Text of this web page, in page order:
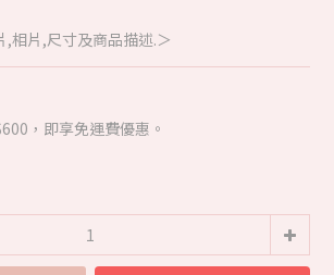
,相片,尺寸及商品描述.＞
，即享免運費優惠。